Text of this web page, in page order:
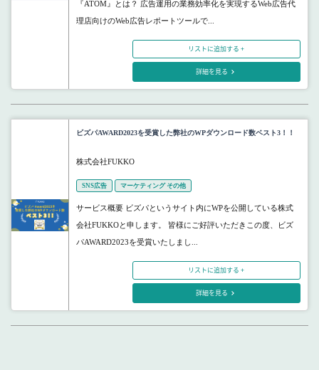
『ATOM』とは？ 広告運用の業務効率化を実現するWeb広告代
理店向けのWeb広告レポートツールで...
リストに追加する +
詳細を見る
ビズパAWARD2023を受賞した弊社のWPダウンロード数ベスト3！！
株式会社FUKKO
SNS広告 マーケティング その他
サービス概要 ビズパというサイト内にWPを公開している株式
会社FUKKOと申します。 皆様にご好評いただきこの度、ビズ
パAWARD2023を受賞いたしまし...
リストに追加する +
詳細を見る